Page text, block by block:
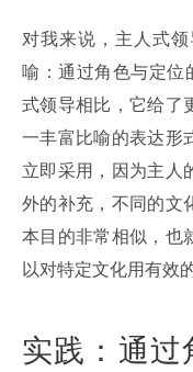
对我来说，主人式
喻：通过角色与定位
式领导相比，它给了
一丰富比喻的表达形
立即采用，因为主人
外的补充，不同的文
本目的非常相似，也
以对特定文化用有效
实践：通